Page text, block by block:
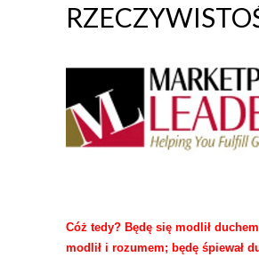
Cóż tedy? Będę się modlił
modlił i rozumem; będę śpiewał